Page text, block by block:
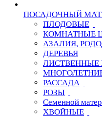
ПОСАДОЧНЫЙ
ПЛОДОВЫЕ
КОМНАТНЫЕ
АЗАЛИЯ,
ДЕРЕВЬЯ
ЛИСТВЕННЫЕ
РАССАДА
РОЗЫ
Семенной
ХВОЙНЫЕ